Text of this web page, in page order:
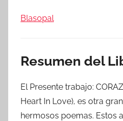
Blasopal
Resumen del
El Presente trabajo:
Heart In Love), es otra
hermosos poemas. Estos